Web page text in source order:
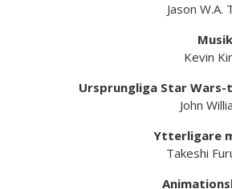
Jason W.A.
Musik
Kevin
Ursprungliga Star Wars-
John
Ytterligare
Takeshi